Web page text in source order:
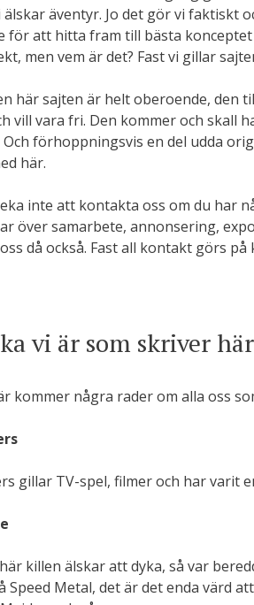
älskar äventyr. Jo det gör vi faktiskt
för att hitta fram till bästa
men vem är det? Fast vi gillar
här sajten är helt oberoende,
vill vara fri. Den kommer och skall
Och förhoppningsvis en del udda
här.
inte att kontakta oss om du har
över samarbete, annonsering,
då också. Fast all kontakt görs
vi är som skriver
kommer några rader om alla oss
gillar TV-spel, filmer och har varit
killen älskar att dyka, så var
Speed Metal, det är det enda värd